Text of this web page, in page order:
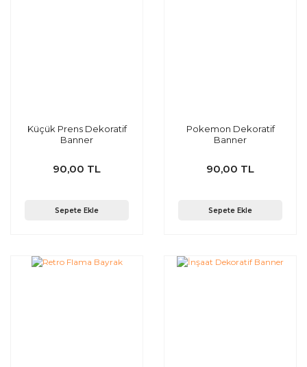
Küçük Prens Dekoratif
Banner
90,00 TL
Sepete Ekle
Pokemon Dekoratif
Banner
90,00 TL
Sepete Ekle